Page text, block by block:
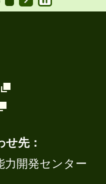
せ先：
力開発センター